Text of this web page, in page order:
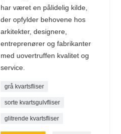
har været en pålidelig kilde,
der opfylder behovene hos
arkitekter, designere,
entreprenører og fabrikanter
med uovertruffen kvalitet og
service.
grå kvartsfliser
sorte kvartsgulvfliser
glitrende kvartsfliser